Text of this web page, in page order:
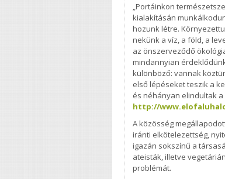
„Portáinkon
kialakításán
hozunk létre.
nekünk a víz, a föld, a
az önszerveződő
mindannyian
különböző: vannak
első lépéseket teszik a
és néhányan elindultak
http://
A közösség
iránti elkötelezettség,
igazán sokszínű a
ateisták, illetve
problémát.